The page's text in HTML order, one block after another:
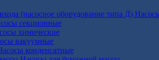
секционные
химические
вакуумные
конденсатные